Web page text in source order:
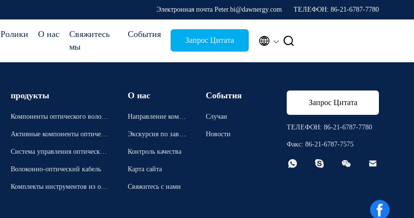
Электронная почта Peter.bi@dawnergy.com ТЕЛЕФОН: 86-21-6787-7780
Ролики О нас
Свяжитесь
мы
События
Запрос Цитата  
продукты
Компоненты оптического волок
Активные компоненты оптическ
Система управления оптическим
Волоконно-оптический кабель
Комплекты инструментов из опт
О нас
Направление компа
Экскурсия по завод
Контроль качества
Карта сайта
Свяжитесь с нами
События
Случаи
Новости
Запрос Цитата
ТЕЛЕФОН: 86-21-6787-7780
Факс: 86-21-6787-7575
   